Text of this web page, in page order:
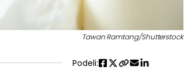
Tawan Ramtang/Shutterstock
Podeli: